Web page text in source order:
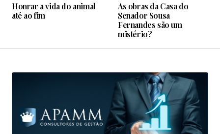
Honrar a vida do animal
até ao fim
As obras da Casa do
Senador Sousa
Fernandes são um
mistério?